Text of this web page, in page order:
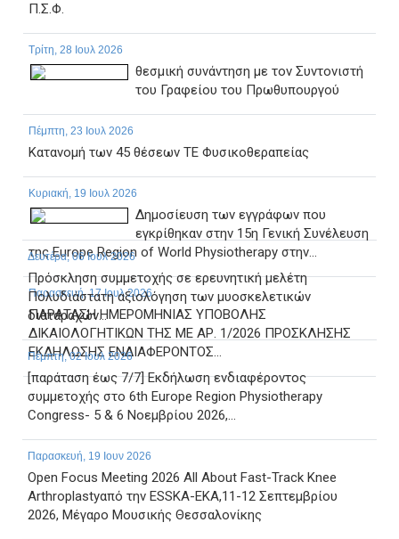
Π.Σ.Φ.
Τρίτη, 28 Ιουλ 2026
θεσμική συνάντηση με τον Συντονιστή
του Γραφείου του Πρωθυπουργού
Πέμπτη, 23 Ιουλ 2026
Κατανομή των 45 θέσεων ΤΕ Φυσικοθεραπείας
Κυριακή, 19 Ιουλ 2026
Δημοσίευση των εγγράφων που
εγκρίθηκαν στην 15η Γενική Συνέλευση
της Europe Region of World Physiotherapy στην...
Παρασκευή, 17 Ιουλ 2026
ΠΑΡΑΤΑΣΗ ΗΜΕΡΟΜΗΝΙΑΣ ΥΠΟΒΟΛΗΣ
ΔΙΚΑΙΟΛΟΓΗΤΙΚΩΝ ΤΗΣ ΜΕ ΑΡ. 1/2026 ΠΡΟΣΚΛΗΣΗΣ
ΕΚΔΗΛΩΣΗΣ ΕΝΔΙΑΦΕΡΟΝΤΟΣ...
Δευτέρα, 06 Ιουλ 2026
Πρόσκληση συμμετοχής σε ερευνητική μελέτη
Πολυδιάστατη αξιολόγηση των μυοσκελετικών
διαταραχών...
Πέμπτη, 02 Ιουλ 2026
[παράταση έως 7/7] Εκδήλωση ενδιαφέροντος
συμμετοχής στο 6th Europe Region Physiotherapy
Congress- 5 & 6 Νοεμβρίου 2026,...
Παρασκευή, 19 Ιουν 2026
Open Focus Meeting 2026 All About Fast-Track Knee
Arthroplastyαπό την ESSKA-EKA,11-12 Σεπτεμβρίου
2026, Μέγαρο Μουσικής Θεσσαλονίκης